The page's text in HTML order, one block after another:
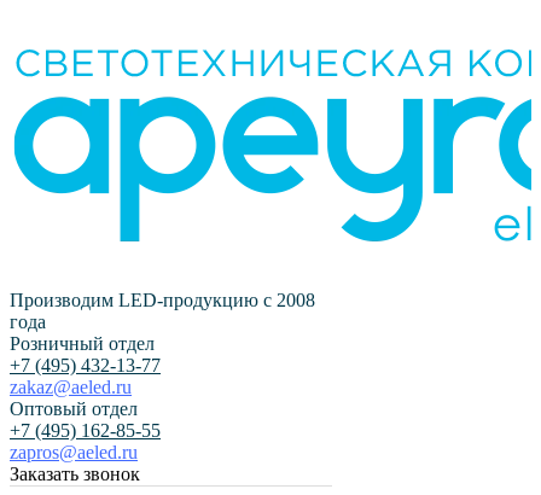
Производим LED-продукцию с 2008
года
Розничный отдел
+7 (495) 432-13-77
zakaz@aeled.ru
Оптовый отдел
+7 (495) 162-85-55
zapros@aeled.ru
Заказать звонок